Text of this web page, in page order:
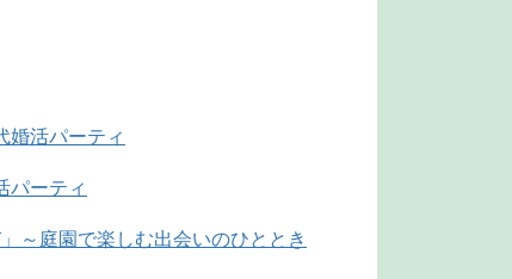
婚活パーティ
パーティ
～庭園で楽しむ出会いのひととき